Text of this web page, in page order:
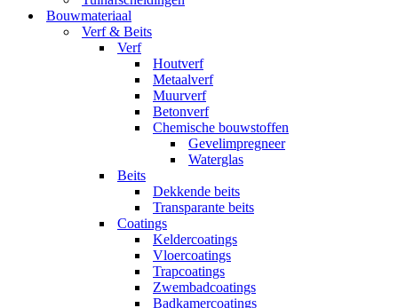
Bouwmateriaal
Verf & Beits
Verf
Houtverf
Metaalverf
Muurverf
Betonverf
Chemische bouwstoffen
Gevelimpregneer
Waterglas
Beits
Dekkende beits
Transparante beits
Coatings
Keldercoatings
Vloercoatings
Trapcoatings
Zwembadcoatings
Badkamercoatings